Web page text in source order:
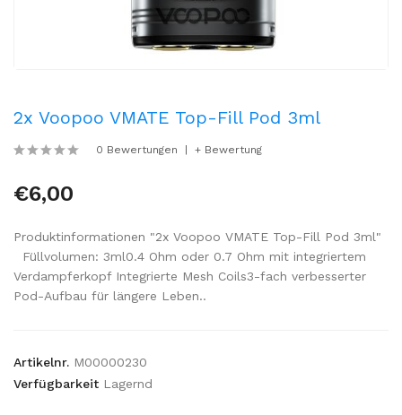
2x Voopoo VMATE Top-Fill Pod 3ml
0 Bewertungen + Bewertung
€6,00
Produktinformationen "2x Voopoo VMATE Top-Fill Pod 3ml"
Füllvolumen: 3ml0.4 Ohm oder 0.7 Ohm mit integriertem
Verdampferkopf Integrierte Mesh Coils3-fach verbesserter
Pod-Aufbau für längere Leben..
Artikelnr. M00000230
Verfügbarkeit Lagernd